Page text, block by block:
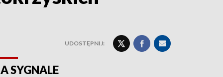
UDOSTĘPNIJ:
SYGNALE